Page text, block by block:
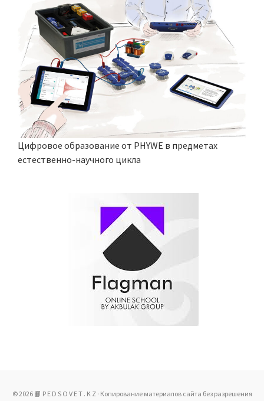
Цифровое образование от PHYWE в предметах
естественно-научного цикла
© 2026 📙 P E D S O V E T . K Z · Копирование материалов сайта без разрешения